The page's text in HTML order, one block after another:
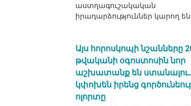
աստղագուշակական
իրադարձություններ կարող
Այս հորոսկոպի նշանները
թվականի օգոստոսին նոր
աշխատանք են
կփոխեն իրենց
ոլորտը